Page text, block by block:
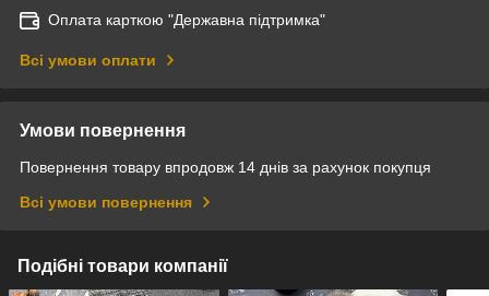
Оплата карткою "Державна підтримка"
Всі умови оплати
Умови повернення
Повернення товару впродовж 14 днів за рахунок покупця
Всі умови повернення
Подібні товари компанії